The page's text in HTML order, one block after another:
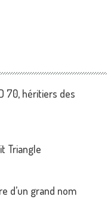
70, héritiers des
Triangle
d’un grand nom